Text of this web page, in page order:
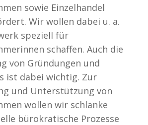
sowie Einzelhandel
Wir wollen dabei u. a.
speziell für
schaffen. Auch die
von Gründungen und
ist dabei wichtig. Zur
und Unterstützung von
wollen wir schlanke
bürokratische Prozesse